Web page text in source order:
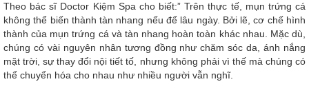
Theo bác sĩ Doctor Kiệm Spa cho biết:” Trên thực tế, mụn trứng cá
không thể biến thành tàn nhang nếu để lâu ngày. Bởi lẽ, cơ chế hình
thành của mụn trứng cá và tàn nhang hoàn toàn khác nhau. Mặc dù,
chúng có vài nguyên nhân tương đồng như chăm sóc da, ánh nắng
mặt trời, sự thay đổi nội tiết tố, nhưng không phải vì thế mà chúng có
thể chuyển hóa cho nhau như nhiều người vẫn nghĩ.